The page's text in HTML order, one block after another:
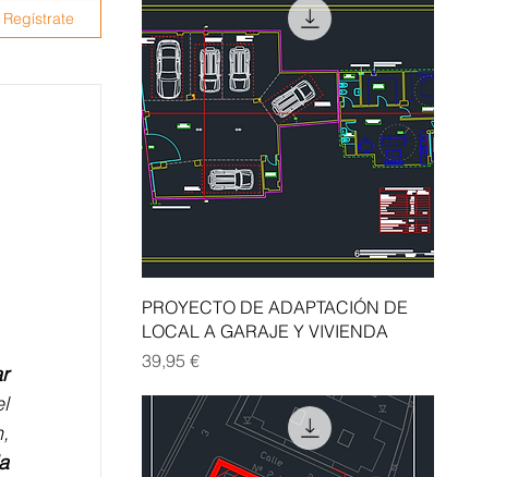
Vista rápida
PROYECTO DE ADAPTACIÓN DE
LOCAL A GARAJE Y VIVIENDA
Precio
39,95 €